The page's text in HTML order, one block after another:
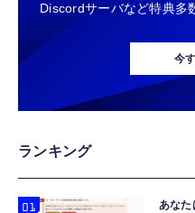
Discordサーバなど特典多
今
ランキング
あなた